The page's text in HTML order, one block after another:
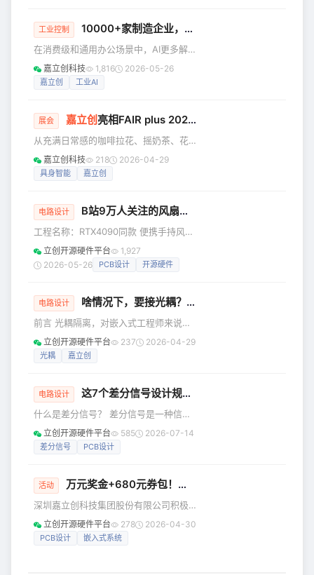
案！ 但在分享之前，俺想先说明一下 *
其实我并不是专业做嵌入式这块的，我
是做建筑工程管理这块工作的。可以说
是一个完全零基础的小白。*我都是近1
个月利用晚上下班时间看视频学习画板
工业控制 10000+家制造企业，把
在消费级和通用办公场景中，AI更多解
决的是单点效率问题。但在工业生产领
域，一个判断往往连接订单、物料、工
线？如何从单点功能转向全链路协同？
如何让企业看到可衡量的结果？这些都
是工业AI进入“深水区”后必须回答的问
题。 近期，在由36氪主办的
2026AI Partner·北京亦庄AI+产业大会
嘉立创科技 1,816 2026-05-26
嘉立创 工业AI
展会 嘉立创亮相FAIR plus 2026：以一站式研发智造，让机器人迭代竞速
从充满日常感的咖啡拉花、摇奶茶、花
式调酒、铲爆米花，到热情的挥手互
动；从毫厘不差地拧紧一颗极小螺丝，
入生活与生产的每一个角落。 无论是极
具烟火气的服务机器人，还是挑战极限
的工业智造机器，越是流畅、精密的动
作实现，也就越需要敏捷研发与快速迭
代验证。 而当下，漫长的零部件打样、
链损耗，仍然是制约机器
嘉立创科技 218 2026-04-29
具身智能 嘉立创
电路设计 B站9万人关注的风扇，开源了……
工程名称：RTX4090同款 便携手持风扇
工程作者：天承dmt 前言 今天逛开源平
台，看到了一个有意思的风扇 它的最大
材料“触手可及”，复刻难度也低，复刻成
本也低（33元）的原因…… 它在B站，获
得了高达9W的点击！ 它的设计真的很简
单 就3步： 1.买一个4090显卡上的风扇
叶，自带电机的那种； 2.用嘉立创EDA
立创开源硬件平台
1,927
2026-05-26
PCB设计 开源硬件
电路设计 啥情况下，要接光耦？怎么算电阻？今天，一文讲清……
前言 光耦隔离，对嵌入式工程师来说，
再熟悉不过了。 但遇到具体问题时，很
多教程只告诉你"接个光耦就行"，却不讲
到选型到电阻计算，手把手带你搭一个
能直接用的光耦隔离电路。 一、光耦介
绍 光耦（Optocoupler）,也称光电耦合
器，是一种利用光信号实现电信号隔离
和传输的电子器件。 它主要由发光二极
立创开源硬件平台 237 2026-04-29
光耦 嘉立创
电路设计 这7个差分信号设计规则，老工程师都知道！你对了几条？
什么是差分信号？ 差分信号是一种信号
传输技术，区别于传统的一根信号线一
根地线的做法，差分传输在两根数据线
这两根线上传输的信号就是差分信号，
而承载差分信号的那一对走线就称为差
分走线。 那么，差分信号的优点有哪
些？PCB设计要求有哪些？ 差分信号的5
个优点 1.抗干扰能力强 共模干扰抑制：
立创开源硬件平台 585 2026-07-14
差分信号 PCB设计
活动 万元奖金+680元券包！ 嘉立创
深圳嘉立创科技集团股份有限公司积极
参与第二十届“西门子杯”竞赛，为大赛团
队提供实际支持。 嘉立创EDA将为参赛
立创开源硬件平台 278 2026-04-30
PCB设计 嵌入式系统